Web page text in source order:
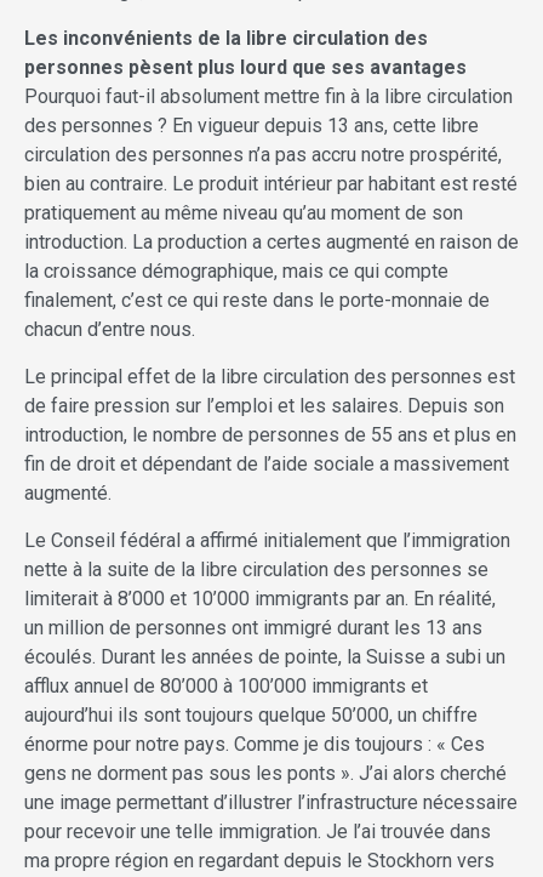
Les inconvénients de la libre circulation des
personnes pèsent plus lourd que ses avantages
Pourquoi faut-il absolument mettre fin à la libre circulation
des personnes ? En vigueur depuis 13 ans, cette libre
circulation des personnes n’a pas accru notre prospérité,
bien au contraire. Le produit intérieur par habitant est resté
pratiquement au même niveau qu’au moment de son
introduction. La production a certes augmenté en raison de
la croissance démographique, mais ce qui compte
finalement, c’est ce qui reste dans le porte-monnaie de
chacun d’entre nous.
Le principal effet de la libre circulation des personnes est
de faire pression sur l’emploi et les salaires. Depuis son
introduction, le nombre de personnes de 55 ans et plus en
fin de droit et dépendant de l’aide sociale a massivement
augmenté.
Le Conseil fédéral a affirmé initialement que l’immigration
nette à la suite de la libre circulation des personnes se
limiterait à 8’000 et 10’000 immigrants par an. En réalité,
un million de personnes ont immigré durant les 13 ans
écoulés. Durant les années de pointe, la Suisse a subi un
afflux annuel de 80’000 à 100’000 immigrants et
aujourd’hui ils sont toujours quelque 50’000, un chiffre
énorme pour notre pays. Comme je dis toujours : « Ces
gens ne dorment pas sous les ponts ». J’ai alors cherché
une image permettant d’illustrer l’infrastructure nécessaire
pour recevoir une telle immigration. Je l’ai trouvée dans
ma propre région en regardant depuis le Stockhorn vers